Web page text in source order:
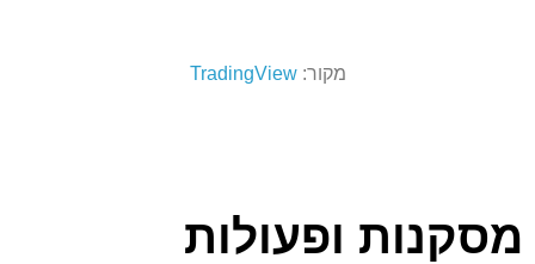
מקור:TradingView
מסקנות ופעולות